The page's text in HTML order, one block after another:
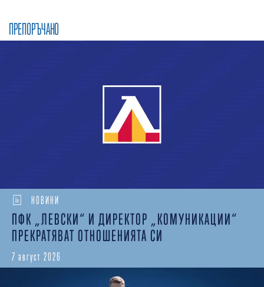
ПРЕПОРЪЧАНО
НОВИНИ
ПФК „ЛЕВСКИ“ И ДИРЕКТОР „КОМУНИКАЦИИ“
ПРЕКРАТЯВАТ ОТНОШЕНИЯТА СИ
7 август 2026